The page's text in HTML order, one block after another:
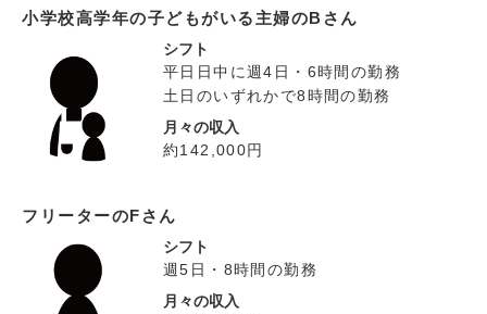
小学校高学年の子どもがいる主婦のBさん
シフト
平日日中に週4日・6時間の勤務
土日のいずれかで8時間の勤務
月々の収入
約142,000円
フリーターのFさん
シフト
週5日・8時間の勤務
月々の収入